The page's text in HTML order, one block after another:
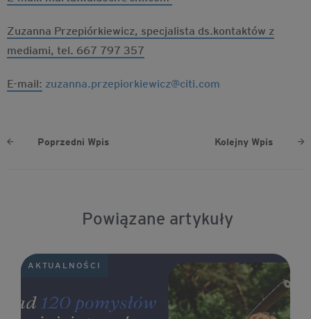
Zuzanna Przepiórkiewicz, specjalista ds.kontaktów z
mediami, tel. 667 797 357
E-mail: zuzanna.przepiorkiewicz@citi.com
Poprzedni Wpis Kolejny Wpis
Powiązane artykuły
AKTUALNOŚCI